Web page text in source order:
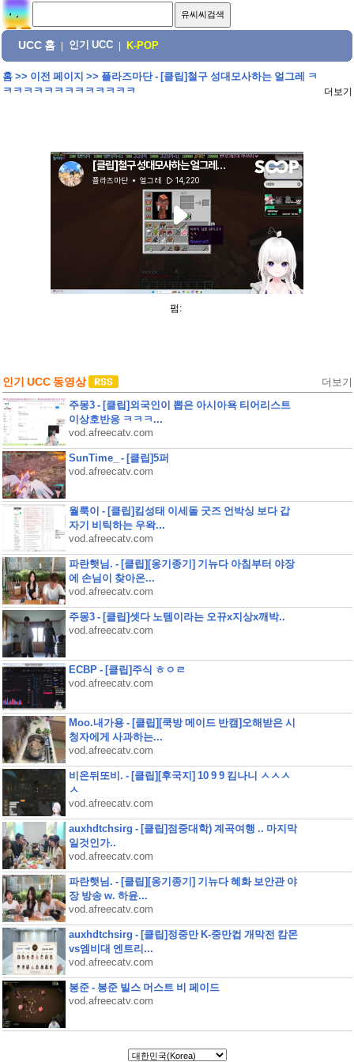
UCC 홈 인기 UCC K-POP
홈>> 이전 페이지 >> 플라즈마단 - [클립]철구 성대모사하는 얼그레 ㅋ
ㅋㅋㅋㅋㅋㅋㅋㅋㅋㅋㅋㅋㅋ
더보기
펌:
인기 UCC 동영상 더보기
주몽3 - [클립]외국인이 뽑은 아시아욕 티어리스트
이상호반응 ㅋㅋㅋ...
vod.afreecatv.com
SunTime_ - [클립]5퍼
vod.afreecatv.com
월룩이 - [클립]킴성태 이세돌 굿즈 언박싱 보다 갑
자기 비틱하는 우왁...
vod.afreecatv.com
파란햇님. - [클립][옹기종기] 기뉴다 아침부터 야장
에 손님이 찾아온...
vod.afreecatv.com
주몽3 - [클립]셋다 노템이라는 오뀨x지상x깨박..
vod.afreecatv.com
ECBP - [클립]주식 ㅎㅇㄹ
vod.afreecatv.com
Moo.내가용 - [클립][쿡방 메이드 반캠]오해받은 시
청자에게 사과하는...
vod.afreecatv.com
비온뒤또비. - [클립][후국지] 10 9 9 킴나니 ㅅㅅㅅ
ㅅ
vod.afreecatv.com
auxhdtchsirg - [클립]점중대학) 계곡여행 .. 마지막
일것인가..
vod.afreecatv.com
파란햇님. - [클립][옹기종기] 기뉴다 혜화 보안관 야
장 방송 w. 하윤...
vod.afreecatv.com
auxhdtchsirg - [클립]정중만 K-중만컵 개막전 캄몬
vs엠비대 엔트리...
vod.afreecatv.com
봉준 - 봉준 빌스 머스트 비 페이드
vod.afreecatv.com